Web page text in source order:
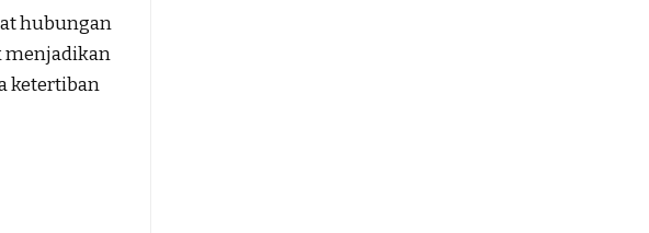
hubungan
menjadikan
ketertiban